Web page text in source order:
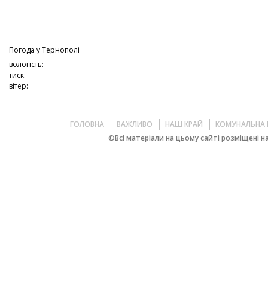
Погода уТернополі
вологість:
тиск:
вітер:
ГОЛОВНА ВАЖЛИВО НАШ КРАЙ
КОМУНАЛЬНА
©Всі матеріали на цьому сайті розміщені